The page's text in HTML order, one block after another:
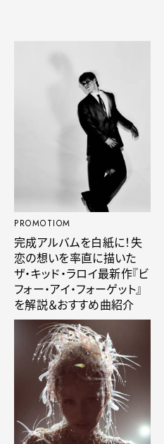
PROMOTIOM
完成アルバムを白紙に！失
恋の想いを率直に描いた
ザ・キッド・ラロイ最新作『ビ
フォー・アイ・フォーゲット』
を解説＆おすすめ曲紹介